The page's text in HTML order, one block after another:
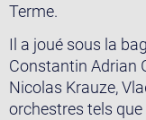
Terme.
Il a joué sous la
Constantin Adrian
Nicolas Krauze,
orchestres tels